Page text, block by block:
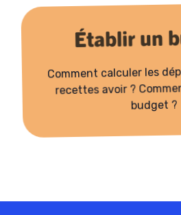
Établir un
Comment calculer les
recettes avoir ?
budget ?